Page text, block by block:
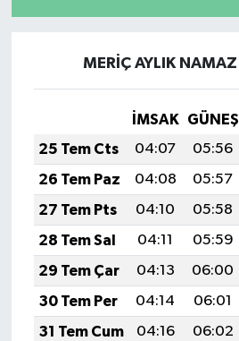
MERİÇ AYLIK NAMAZ
İMSAK GÜNEŞ
25 Tem Cts
04:07 05:56
26 Tem Paz
04:08 05:57
27 Tem Pts
04:10 05:58
28 Tem Sal
04:11 05:59
29 Tem Çar
04:13 06:00
30 Tem Per
04:14 06:01
31 Tem Cum
04:16 06:02